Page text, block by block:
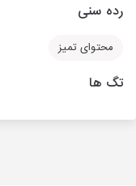
رده سنی
محتوای تمیز
تگ ها